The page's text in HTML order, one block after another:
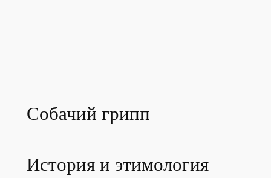
Собачий грипп
История и этимология